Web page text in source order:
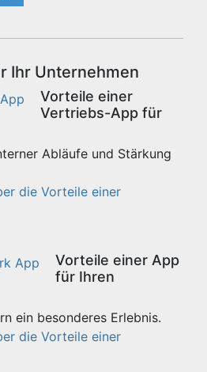
Ihr Unternehmen
Vorteile einer
Vertriebs-App für
Abläufe und Stärkung
die Vorteile einer
Vorteile einer App
für Ihren
ein besonderes Erlebnis.
die Vorteile einer